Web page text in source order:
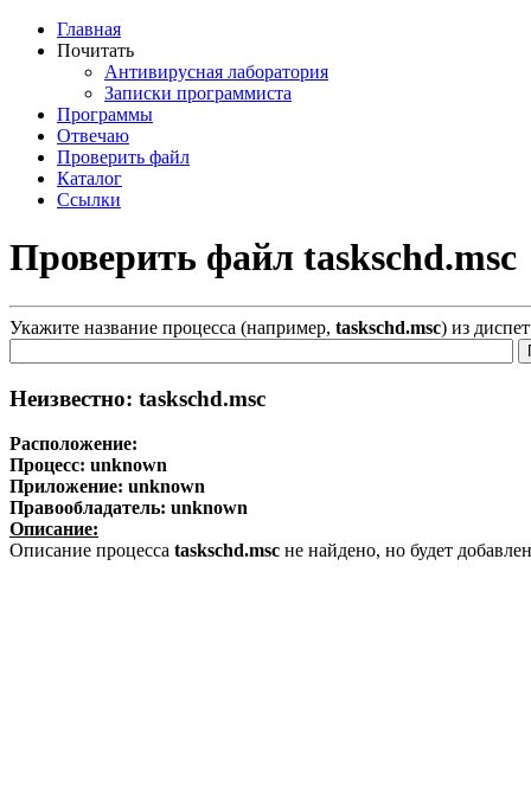
Главная
Почитать
Антивирусная лаборатория
Записки программиста
Программы
Отвечаю
Проверить файл
Каталог
Ссылки
Проверить файл taskschd.msc
Укажите название процесса (например, taskschd.msc) из
Неизвестно: taskschd.msc
Расположение:
Процесс: unknown
Приложение: unknown
Правообладатель: unknown
Описание:
Описание процесса taskschd.msc не найдено, но будет